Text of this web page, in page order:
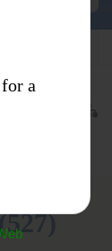
(527) نقد اور ادھار کی قیمت میں فرق رکھنا
a